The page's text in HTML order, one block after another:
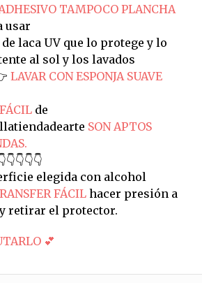
TAMPOCO PLANCHA
usar
laca UV que lo protege y lo
al sol y los lavados
LAVAR CON ESPONJA SUAVE
de
SON APTOS
elegida con alcohol
FÁCILhacer presión a
retirar el protector.
💕